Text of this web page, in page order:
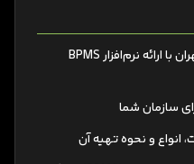
توسعه همکاری با استانداری تهران با ارائه نرم‌افزار BPMS
انواع و نحوه تهیه آن